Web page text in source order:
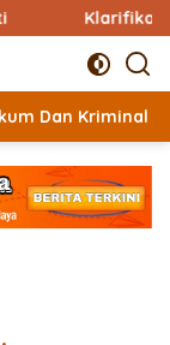
Sekdis
Dan Kriminal